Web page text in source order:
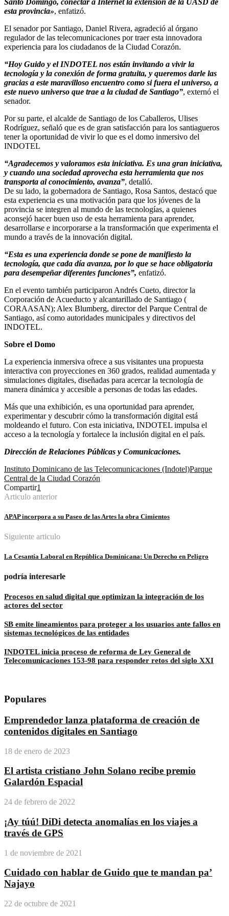
esta provincia», enfatizó.
El senador por Santiago, Daniel Rivera, agradeció al órgano
regulador de las telecomunicaciones por traer esta innovadora
experiencia para los ciudadanos de la Ciudad Corazón.
“Hoy Guido y el INDOTEL nos están invitando a vivir la
tecnología y la conexión de forma gratuita, y queremos darle las
gracias a este maravilloso encuentro como si fuera el universo, a
este nuevo universo que trae a la ciudad de Santiago”, externó el
senador.
Por su parte, el alcalde de Santiago de los Caballeros, Ulises
Rodríguez, señaló que es de gran satisfacción para los santiagueros
tener la oportunidad de vivir lo que es el domo inmersivo del
INDOTEL
“Agradecemos y valoramos esta iniciativa. Es una gran iniciativa,
y cuando una sociedad aprovecha esta herramienta que nos
transporta al conocimiento, avanza”, detalló.
De su lado, la gobernadora de Santiago, Rosa Santos, destacó que
esta experiencia es una motivación para que los jóvenes de la
provincia se integren al mundo de las tecnologías, a quienes
aconsejó hacer buen uso de esta herramienta para aprender,
desarrollarse e incorporarse a la transformación que experimenta el
mundo a través de la innovación digital.
“Esta es una experiencia donde se pone de manifiesto la
tecnología, que cada día avanza, por lo que se hace obligatoria
para desempeñar diferentes funciones”, enfatizó.
En el evento también participaron Andrés Cueto, director la
Corporación de Acueducto y alcantarillado de Santiago (
CORAASAN); Alex Blumberg, director del Parque Central de
Santiago, así como autoridades municipales y directivos del
INDOTEL.
Sobre el Domo
La experiencia inmersiva ofrece a sus visitantes una propuesta
interactiva con proyecciones en 360 grados, realidad aumentada y
simulaciones digitales, diseñadas para acercar la tecnología de
manera dinámica y accesible a personas de todas las edades.
Más que una exhibición, es una oportunidad para aprender,
experimentar y descubrir cómo la transformación digital está
moldeando el futuro. Con esta iniciativa, INDOTEL impulsa el
acceso a la tecnología y fortalece la inclusión digital en el país.
Dirección de Relaciones Públicas y Comunicaciones.
Instituto Dominicano de las Telecomunicaciones (Indotel)Parque
Central de la Ciudad Corazón
Compartir1
Articulo anterior
APAP incorpora a su Paseo de las Artes la obra Cimientos
Siguiente articulo
La Cesantía Laboral en República Dominicana: Un Derecho en Peligro
podría interesarle
Procesos en salud digital que optimizan la integración de los
actores del sector
SB emite lineamientos para proteger a los usuarios ante fallos en
sistemas tecnológicos de las entidades
INDOTEL inicia proceso de reforma de Ley General de
Telecomunicaciones 153-98 para responder retos del siglo XXI
Populares
Emprendedor lanza plataforma de creación de
contenidos digitales en Santiago
18 de enero de 2023
El artista cristiano John Solano recibe premio
Galardón Espacial
24 de febrero de 2022
¡Ay túú! DiDi detecta anomalías en los viajes a
través de GPS
1 de noviembre de 2021
Cuidado con hablar de Guido que te mandan pa’
Najayo
22 de octubre de 2021